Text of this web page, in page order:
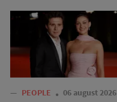
— PEOPLE 06 august 2026